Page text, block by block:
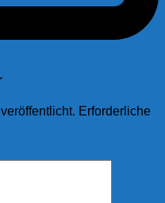
Erforderliche